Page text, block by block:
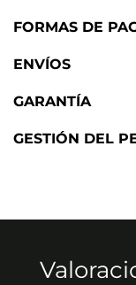
FORMAS DE
ENVÍOS
GARANTÍA
GESTIÓN DEL